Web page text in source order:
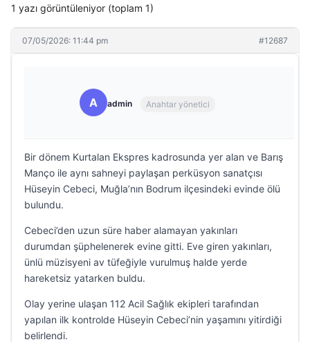
1 yazı görüntüleniyor (toplam 1)
07/05/2026: 11:44 pm #12687
A admin Anahtar yönetici
Bir dönem Kurtalan Ekspres kadrosunda yer alan ve Barış
Manço ile aynı sahneyi paylaşan perküsyon sanatçısı
Hüseyin Cebeci, Muğla’nın Bodrum ilçesindeki evinde ölü
bulundu.
Cebeci’den uzun süre haber alamayan yakınları
durumdan şüphelenerek evine gitti. Eve giren yakınları,
ünlü müzisyeni av tüfeğiyle vurulmuş halde yerde
hareketsiz yatarken buldu.
Olay yerine ulaşan 112 Acil Sağlık ekipleri tarafından
yapılan ilk kontrolde Hüseyin Cebeci’nin yaşamını yitirdiği
belirlendi.